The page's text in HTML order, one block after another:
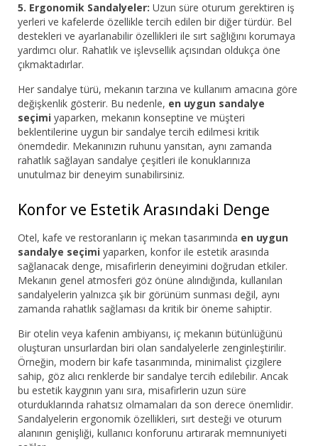
5. Ergonomik Sandalyeler: Uzun süre oturum gerektiren iş
yerleri ve kafelerde özellikle tercih edilen bir diğer türdür. Bel
destekleri ve ayarlanabilir özellikleri ile sırt sağlığını korumaya
yardımcı olur. Rahatlık ve işlevsellik açısından oldukça öne
çıkmaktadırlar.
Her sandalye türü, mekanın tarzına ve kullanım amacına göre
değişkenlik gösterir. Bu nedenle, en uygun sandalye
seçimi yaparken, mekanın konseptine ve müşteri
beklentilerine uygun bir sandalye tercih edilmesi kritik
önemdedir. Mekanınızın ruhunu yansıtan, aynı zamanda
rahatlık sağlayan sandalye çeşitleri ile konuklarınıza
unutulmaz bir deneyim sunabilirsiniz.
Konfor ve Estetik Arasındaki Denge
Otel, kafe ve restoranların iç mekan tasarımında en uygun
sandalye seçimi yaparken, konfor ile estetik arasında
sağlanacak denge, misafirlerin deneyimini doğrudan etkiler.
Mekanın genel atmosferi göz önüne alındığında, kullanılan
sandalyelerin yalnızca şık bir görünüm sunması değil, aynı
zamanda rahatlık sağlaması da kritik bir öneme sahiptir.
Bir otelin veya kafenin ambiyansı, iç mekanın bütünlüğünü
oluşturan unsurlardan biri olan sandalyelerle zenginleştirilir.
Örneğin, modern bir kafe tasarımında, minimalist çizgilere
sahip, göz alıcı renklerde bir sandalye tercih edilebilir. Ancak
bu estetik kaygının yanı sıra, misafirlerin uzun süre
oturduklarında rahatsız olmamaları da son derece önemlidir.
Sandalyelerin ergonomik özellikleri, sırt desteği ve oturum
alanının genişliği, kullanıcı konforunu artırarak memnuniyeti